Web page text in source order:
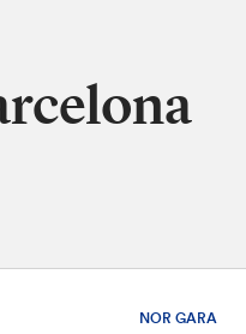
NOR GARA